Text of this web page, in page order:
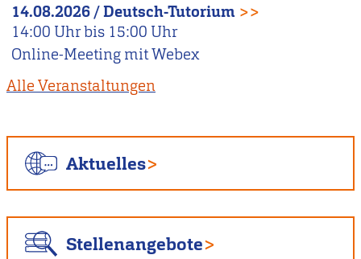
14.08.2026/Deutsch-Tutorium >>
14:00 Uhr bis 15:00 Uhr
Online-Meeting mit Webex
Alle Veranstaltungen
Aktuelles
Stellenangebote